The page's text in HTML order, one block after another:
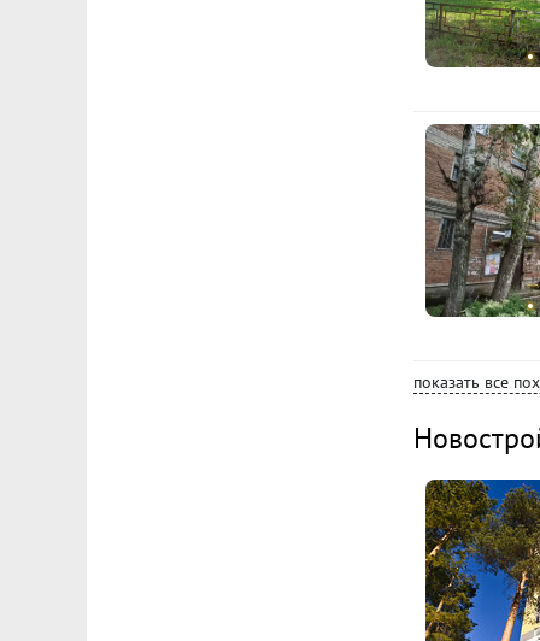
показать все